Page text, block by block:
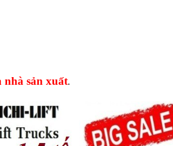
nhà sản xuất.